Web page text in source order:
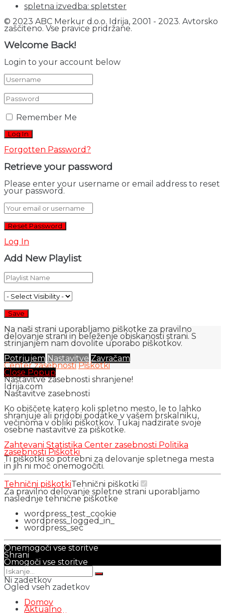
spletna izvedba: spletster
© 2023 ABC Merkur d.o.o. Idrija, 2001 - 2023. Avtorsko
zaščiteno. Vse pravice pridržane.
Welcome Back!
Login to your account below
Remember Me
Forgotten Password?
Retrieve your password
Please enter your username or email address to reset
your password.
Log In
Add New Playlist
Na naši strani uporabljamo piškotke za pravilno
delovanje strani in beleženje obiskanosti strani. S
strinjanjem nam dovolite uporabo piškotkov.
Potrjujem Nastavitve Zavračam
Center zasebnosti Piškotki
Close Popup
Nastavitve zasebnosti shranjene!
Idrija.com
Nastavitve zasebnosti
Ko obiščete katero koli spletno mesto, le to lahko
shranjuje ali pridobi podatke v vašem brskalniku,
večinoma v obliki piškotkov. Tukaj nadzirate svoje
osebne nastavitve za piškotke.
Zahtevani Statistika Center zasebnosti Politika
zasebnostiPiškotki
Ti piškotki so potrebni za delovanje spletnega mesta
in jih ni moč onemogočiti.
Tehnični piškotkiTehnični piškotki
Za pravilno delovanje spletne strani uporabljamo
naslednje tehnične piškotke
wordpress_test_cookie
wordpress_logged_in_
wordpress_sec
Onemogoči vse storitve
Shrani
Omogoči vse storitve
Ni zadetkov
Ogled vseh zadetkov
Domov
Aktualno